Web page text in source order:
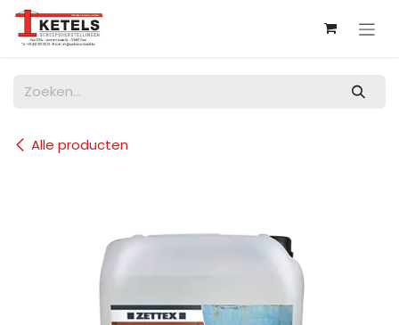
Overslaan naar inhoud
Alle producten